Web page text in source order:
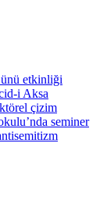
etkinliği
i Aksa
çizim
seminer